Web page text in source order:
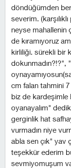
döndüğümden
severim.
neyse mahallenin
de kıramıyoruz
kirliliği. sürekli bir
dokunmadın?!?",
cm falan tahmini 7
biz de kardeşimle
oyanayalım" dedik
gerginlik hat
vurmadın niye
abla sen çık" yav
teşekkür ederim
sevmiyomuşum